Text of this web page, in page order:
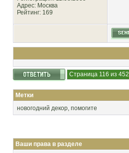
Адрес: Москва
Рейтинг: 169
Страница 116 из 452
Метки
новогодний декор, помогите
Ваши права в разделе